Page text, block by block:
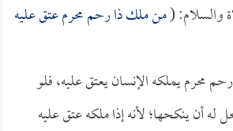
والسلام: (من ملك ذا رحم محرم عتق عليه
يملكه الإنسان يعتق عليه، فلو
له أن ينكحها؛ لأنه إذا ملكه عتق عليه